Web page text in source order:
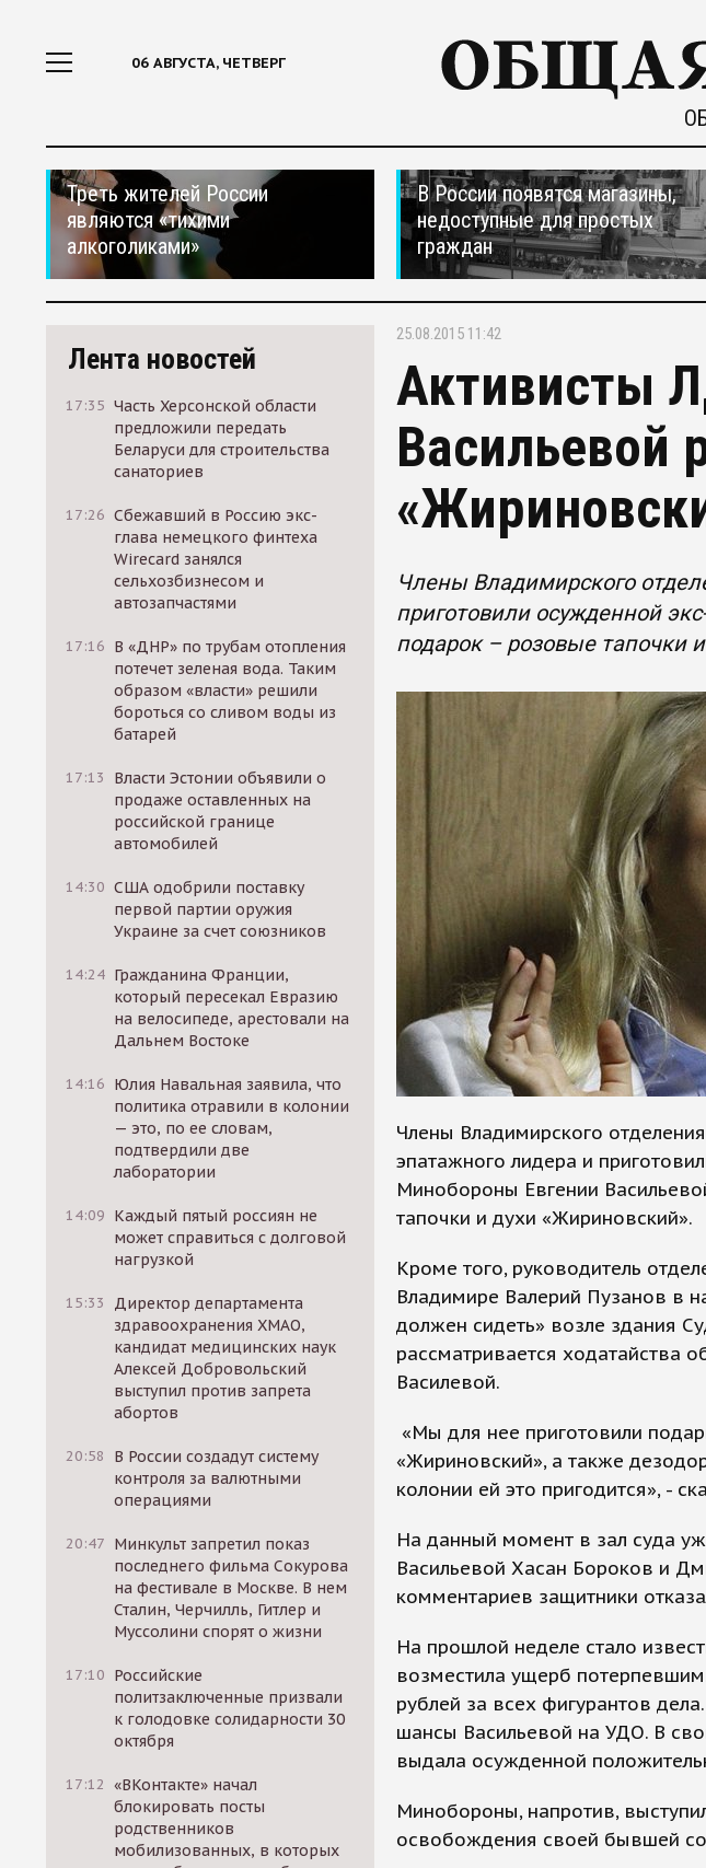
06 АВГУСТА, ЧЕТВЕРГ
Треть жителей России
являются «тихими
алкоголиками»
В России появятся магазины,
недоступные для простых
граждан
Лента новостей
17:35 Часть Херсонской области
предложили передать
Беларуси для строительства
санаториев
17:26 Сбежавший в Россию экс-
глава немецкого финтеха
Wirecard занялся
сельхозбизнесом и
автозапчастями
17:16 В «ДНР» по трубам отопления
потечет зеленая вода. Таким
образом «власти» решили
бороться со сливом воды из
батарей
17:13
Власти Эстонии объявили о
продаже оставленных на
российской границе
автомобилей
14:30 США одобрили поставку
первой партии оружия
Украине за счет союзников
14:24 Гражданина Франции,
который пересекал Евразию
на велосипеде, арестовали на
Дальнем Востоке
14:16 Юлия Навальная заявила, что
политика отравили в колонии
— это, по ее словам,
подтвердили две
лаборатории
14:09 Каждый пятый россиян не
может справиться с долговой
нагрузкой
15:33
Директор департамента
здравоохранения ХМАО,
кандидат медицинских наук
Алексей Добровольский
выступил против запрета
абортов
20:58
В России создадут систему
контроля за валютными
операциями
20:47 Минкульт запретил показ
последнего фильма Сокурова
на фестивале в Москве. В нем
Сталин, Черчилль, Гитлер и
Муссолини спорят о жизни
17:10 Российские
политзаключенные призвали
к голодовке солидарности 30
октября
17:12 «ВКонтакте» начал
блокировать посты
родственников
мобилизованных, в которых
25.08.2015 11:42
Активисты
Васильевой
Члены Владимирского
приготовили осужденной
подарок – розовые тапочки
Члены Владимирского
эпатажного лидера и
Минобороны Евгении
тапочки и духи «Жириновский».
Кроме того, руководитель
Владимире Валерий Пузанов в
должен сидеть» возле здания
рассматривается ходатайства
Василевой.
«Мы для нее приготовили
«Жириновский», а также
колонии ей это пригодится», -
На данный момент в зал суда
Васильевой Хасан Бороков и
комментариев защитники
На прошлой неделе стало
возместила ущерб
рублей за всех фигурантов
шансы Васильевой на УДО. В
выдала осужденной
Минобороны, напротив,
освобождения своей бывшей